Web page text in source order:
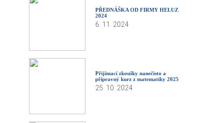
PŘEDNÁŠKA OD FIRMY HELUZ
2024
6. 11. 2024
Přijímací zkoušky nanečisto a
přípravný kurz z matematiky 2025
25. 10. 2024